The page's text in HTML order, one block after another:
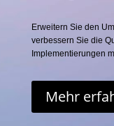
Erweitern Sie den
verbessern Sie die
Implementierungen
Mehr